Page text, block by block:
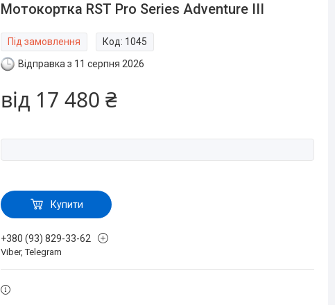
Мотокортка RST Pro Series Adventure III
Під замовлення Код: 1045
Відправка з 11 серпня 2026
від 17 480 ₴
Купити
+380 (93) 829-33-62
Viber, Telegram